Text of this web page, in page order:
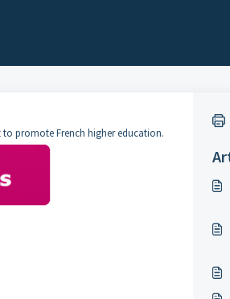
to promote French higher education.